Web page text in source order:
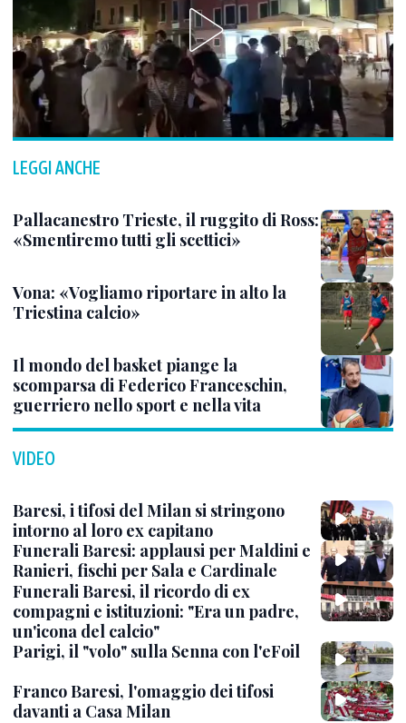
LEGGI ANCHE
Pallacanestro Trieste, il ruggito di Ross:
«Smentiremo tutti gli scettici»
Vona: «Vogliamo riportare in alto la
Triestina calcio»
Il mondo del basket piange la
scomparsa di Federico Franceschin,
guerriero nello sport e nella vita
VIDEO
Baresi, i tifosi del Milan si stringono
intorno al loro ex capitano
Funerali Baresi: applausi per Maldini e
Ranieri, fischi per Sala e Cardinale
Funerali Baresi, il ricordo di ex
compagni e istituzioni: "Era un padre,
un'icona del calcio"
Parigi, il "volo" sulla Senna con l'eFoil
Franco Baresi, l'omaggio dei tifosi
davanti a Casa Milan